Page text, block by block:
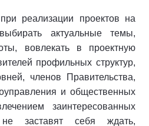
реализации проектов на
актуальные темы,
вовлекать в проектную
профильных структур,
членов Правительства,
и общественных
заинтересованных
заставят себя ждать,